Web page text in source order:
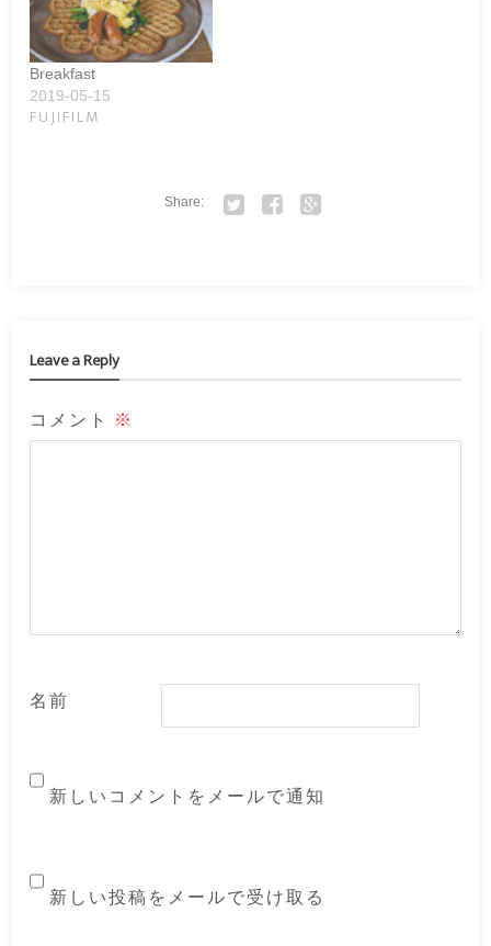
Breakfast
2019-05-15
FUJIFILM
Share:
Leave a Reply
コメント ※
名前
新しいコメントをメールで通知
新しい投稿をメールで受け取る